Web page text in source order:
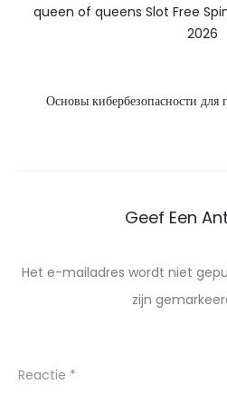
queen of queens Slot Free
2026
Основы кибербезопасности для
Geef Een
Het e-mailadres wordt niet
zijn
Reactie *